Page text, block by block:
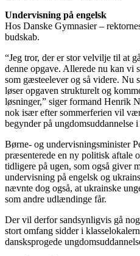
Undervisning på engelsk
Hos Danske Gymnasier –
budskab.
“Jeg tror, der er stor velvilje til at
denne opgave. Allerede nu kan vi
som gæsteelever og så videre. Nu
løser opgaven strukturelt og
løsninger,” siger formand Henrik
nok især efter sommerferien vil
begynder på ungdomsuddannelse
Børne- og undervisningsminister
præsenterede en ny politisk aftale
tidligere på ugen, som også giver
undervisning på engelsk og
nævnte dog også, at ukrainske
som andre udlændinge får.
Der vil derfor sandsynligvis gå
stort omfang sidder i
dansksprogede